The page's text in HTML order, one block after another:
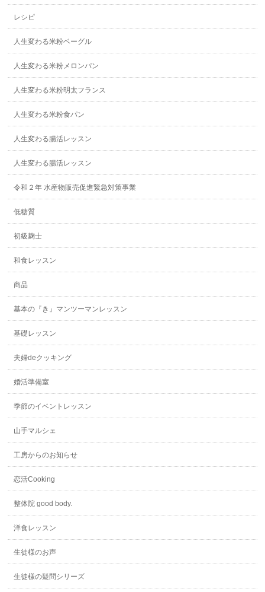
レシピ
人生変わる米粉ベーグル
人生変わる米粉メロンパン
人生変わる米粉明太フランス
人生変わる米粉食パン
人生変わる腸活レッスン
人生変わる腸活レッスン
令和２年 水産物販売促進緊急対策事業
低糖質
初級麹士
和食レッスン
商品
基本の『き』マンツーマンレッスン
基礎レッスン
夫婦deクッキング
婚活準備室
季節のイベントレッスン
山手マルシェ
工房からのお知らせ
恋活Cooking
整体院 good body.
洋食レッスン
生徒様のお声
生徒様の疑問シリーズ